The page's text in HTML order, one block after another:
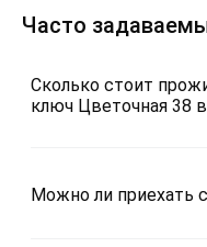
Часто
Сколько стоит
ключ Цветочная 38
Можно ли приехать